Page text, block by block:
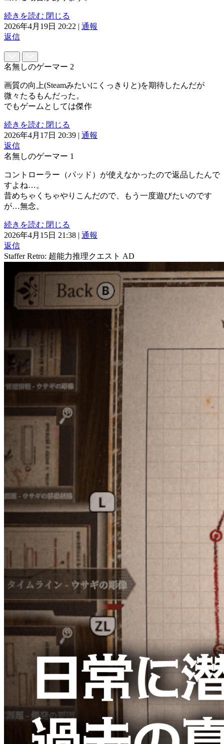
続きを読む 閉じる
2026年4月19日 20:22 | 通報
返信
名無しのゲーマー 2
画質の向上(Steamみたいにくっきりと)を期待したんだが
微々たるもんだった。
でもゲームとしては傑作
続きを読む 閉じる
2026年4月17日 20:39 | 通報
返信
名無しのゲーマー 1
コントローラー（パッド）が使えなかったので返品したんで
すよね…。
昔めちゃくちゃやりこんだので、もう一度遊びたいのです
が…無念。
続きを読む 閉じる
2026年4月15日 21:38 | 通報
返信
Staffer Retro: 超能力推理クエスト AD